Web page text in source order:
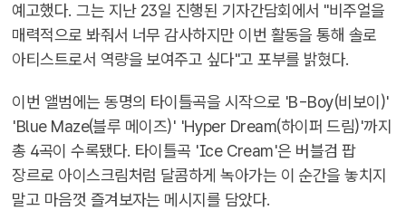
예고했다. 그는 지난 23일 진행된 기자간담회에서 "비주얼을
매력적으로 봐줘서 너무 감사하지만 이번 활동을 통해 솔로
아티스트로서 역량을 보여주고 싶다"고 포부를 밝혔다.
이번 앨범에는 동명의 타이틀곡을 시작으로 'B-Boy(비보이)'
'Blue Maze(블루 메이즈)' 'Hyper Dream(하이퍼 드림)'까지
총 4곡이 수록됐다. 타이틀곡 'Ice Cream'은 버블검 팝
장르로 아이스크림처럼 달콤하게 녹아가는 이 순간을 놓치지
말고 마음껏 즐겨보자는 메시지를 담았다.